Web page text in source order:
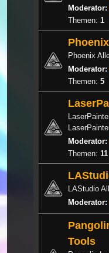
Moderator:
Themen: 1
Phoenix
Phoenix
Moderator:
Themen: 5
Moderator:
Themen: 11
LAStudio
Moderator:
Tools